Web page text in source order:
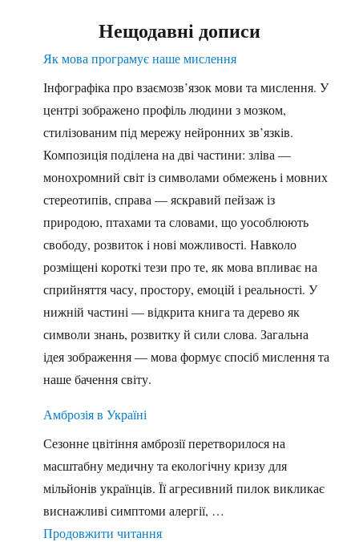
Нещодавні дописи
Як мова програмує наше мислення
Інфографіка про взаємозв’язок мови та мислення. У
центрі зображено профіль людини з мозком,
стилізованим під мережу нейронних зв’язків.
Композиція поділена на дві частини: зліва —
монохромний світ із символами обмежень і мовних
стереотипів, справа — яскравий пейзаж із
природою, птахами та словами, що уособлюють
свободу, розвиток і нові можливості. Навколо
розміщені короткі тези про те, як мова впливає на
сприйняття часу, простору, емоцій і реальності. У
нижній частині — відкрита книга та дерево як
символи знань, розвитку й сили слова. Загальна
ідея зображення — мова формує спосіб мислення та
наше бачення світу.
Амброзія в Україні
Сезонне цвітіння амброзії перетворилося на
масштабну медичну та екологічну кризу для
мільйонів українців. Її агресивний пилок викликає
виснажливі симптоми алергії, …
Продовжити читання"Амброзія в Україні"